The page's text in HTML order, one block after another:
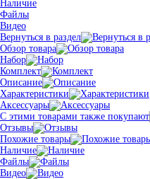
Наличие
Файлы
Видео
Вернуться в раздел
Обзор товара
Набор
Комплект
Описание
Характеристики
Аксессуары
С этими товарами также покупают
Отзывы
Похожие товары
Наличие
Файлы
Видео